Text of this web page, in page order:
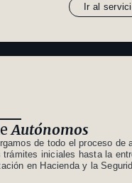
Ir al
Autónomos
de todo el proceso de
trámites iniciales hasta la
en Hacienda y la